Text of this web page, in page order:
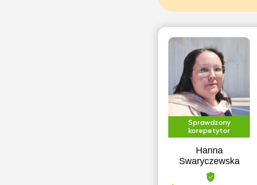
Sprawdzony
korepetytor
Hanna
Swaryczewska